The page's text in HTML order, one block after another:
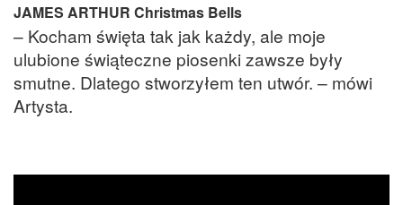
JAMES ARTHUR Christmas Bells
– Kocham święta tak jak każdy, ale moje
ulubione świąteczne piosenki zawsze były
smutne. Dlatego stworzyłem ten utwór. – mówi
Artysta.